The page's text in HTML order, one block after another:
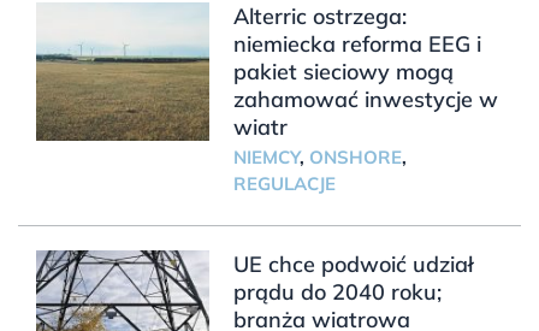
Alterric ostrzega:
niemiecka reforma EEG i
pakiet sieciowy mogą
zahamować inwestycje w
wiatr
NIEMCY, ONSHORE,
REGULACJE
UE chce podwoić udział
prądu do 2040 roku;
branża wiatrowa